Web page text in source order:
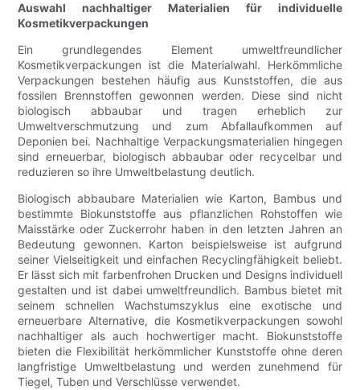
Auswahl nachhaltiger Materialien für individuelle
Kosmetikverpackungen
Ein grundlegendes Element umweltfreundlicher
Kosmetikverpackungen ist die Materialwahl. Herkömmliche
Verpackungen bestehen häufig aus Kunststoffen, die aus
fossilen Brennstoffen gewonnen werden. Diese sind nicht
biologisch abbaubar und tragen erheblich zur
Umweltverschmutzung und zum Abfallaufkommen auf
Deponien bei. Nachhaltige Verpackungsmaterialien hingegen
sind erneuerbar, biologisch abbaubar oder recycelbar und
reduzieren so ihre Umweltbelastung deutlich.
Biologisch abbaubare Materialien wie Karton, Bambus und
bestimmte Biokunststoffe aus pflanzlichen Rohstoffen wie
Maisstärke oder Zuckerrohr haben in den letzten Jahren an
Bedeutung gewonnen. Karton beispielsweise ist aufgrund
seiner Vielseitigkeit und einfachen Recyclingfähigkeit beliebt.
Er lässt sich mit farbenfrohen Drucken und Designs individuell
gestalten und ist dabei umweltfreundlich. Bambus bietet mit
seinem schnellen Wachstumszyklus eine exotische und
erneuerbare Alternative, die Kosmetikverpackungen sowohl
nachhaltiger als auch hochwertiger macht. Biokunststoffe
bieten die Flexibilität herkömmlicher Kunststoffe ohne deren
langfristige Umweltbelastung und werden zunehmend für
Tiegel, Tuben und Verschlüsse verwendet.